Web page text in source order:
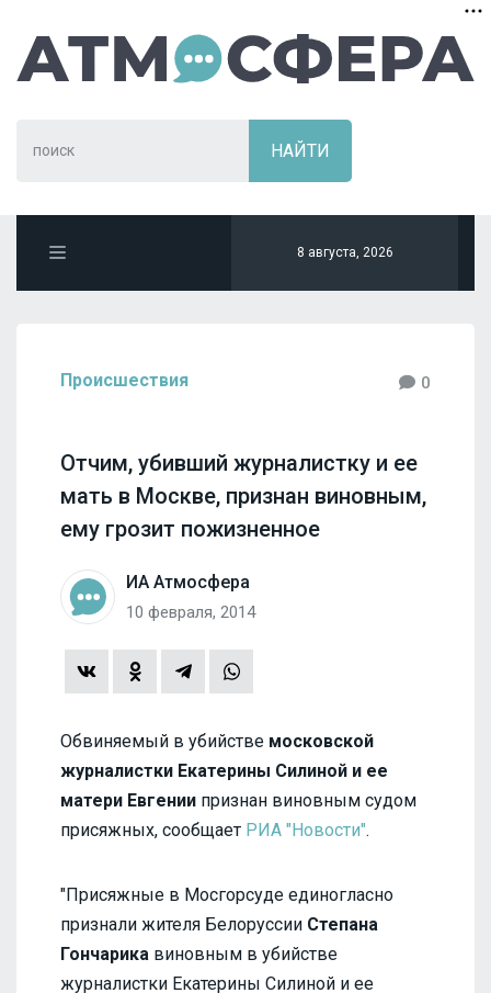
8 августа, 2026
Происшествия 0
Отчим, убивший журналистку и ее
мать в Москве, признан виновным,
ему грозит пожизненное
ИА Атмосфера
10 февраля, 2014
Обвиняемый в убийстве московской
журналистки Екатерины Силиной и ее
матери Евгении признан виновным судом
присяжных, сообщает РИА "Новости".
"Присяжные в Мосгорсуде единогласно
признали жителя Белоруссии Степана
Гончарика виновным в убийстве
журналистки Екатерины Силиной и ее